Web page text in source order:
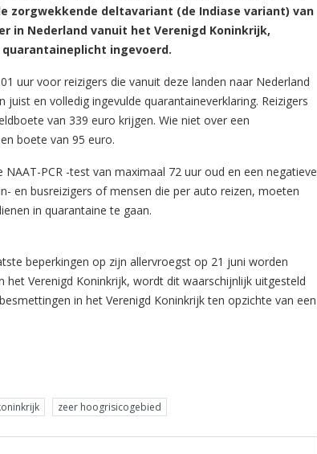
zorgwekkende deltavariant (de Indiase variant) van
in Nederland vanuit het Verenigd Koninkrijk,
quarantaineplicht ingevoerd.
uur voor reizigers die vanuit deze landen naar Nederland
en volledig ingevulde quarantaineverklaring. Reizigers
van 339 euro krijgen. Wie niet over een
boete van 95 euro.
PCR -test van maximaal 72 uur oud en een negatieve
en busreizigers of mensen die per auto reizen, moeten
in quarantaine te gaan.
beperkingen op zijn allervroegst op 21 juni worden
het Verenigd Koninkrijk, wordt dit waarschijnlijk uitgesteld
in het Verenigd Koninkrijk ten opzichte van een
zeer hoogrisicogebied